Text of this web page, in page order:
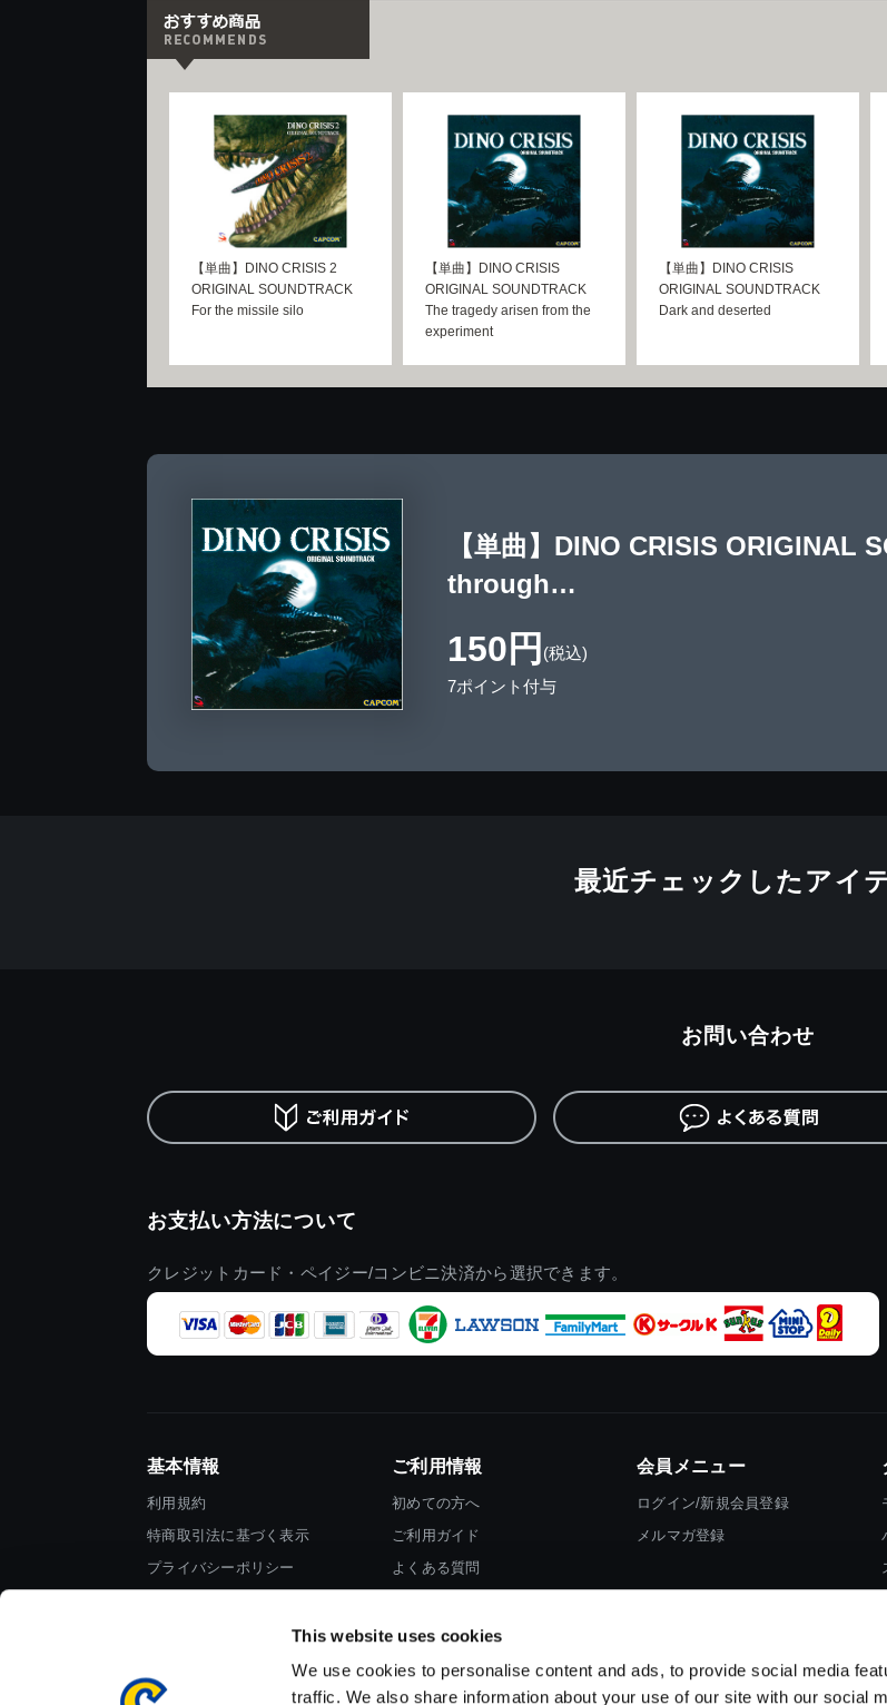
This website uses cookies
We use cookies to personalise content and ads, to provide social media
traffic. We also share information about your use of our site with our social
【単曲】DINO CRISIS 2
ORIGINAL SOUNDTRACK
For the missile silo
【単曲】DINO CRISIS
ORIGINAL SOUNDTRACK
The tragedy arisen from the
experiment
【単曲】DINO CRISIS
ORIGINAL SOUNDTRACK
Dark and deserted
【単曲】DINO CRISIS ORIGINAL
through…
150円 (税込)
7ポイント付与
最近チェックしたアイ
お支払い方法について
クレジットカード・ペイジー/コンビニ決済から選択できます。
お問い合わせ
基本情報
利用規約
特商取引法に基づく表示
プライバシーポリシー
ご利用情報
初めての方へ
ご利用ガイド
よくある質問
会員メニュー
ログイン/新規会員登録
メルマガ登録